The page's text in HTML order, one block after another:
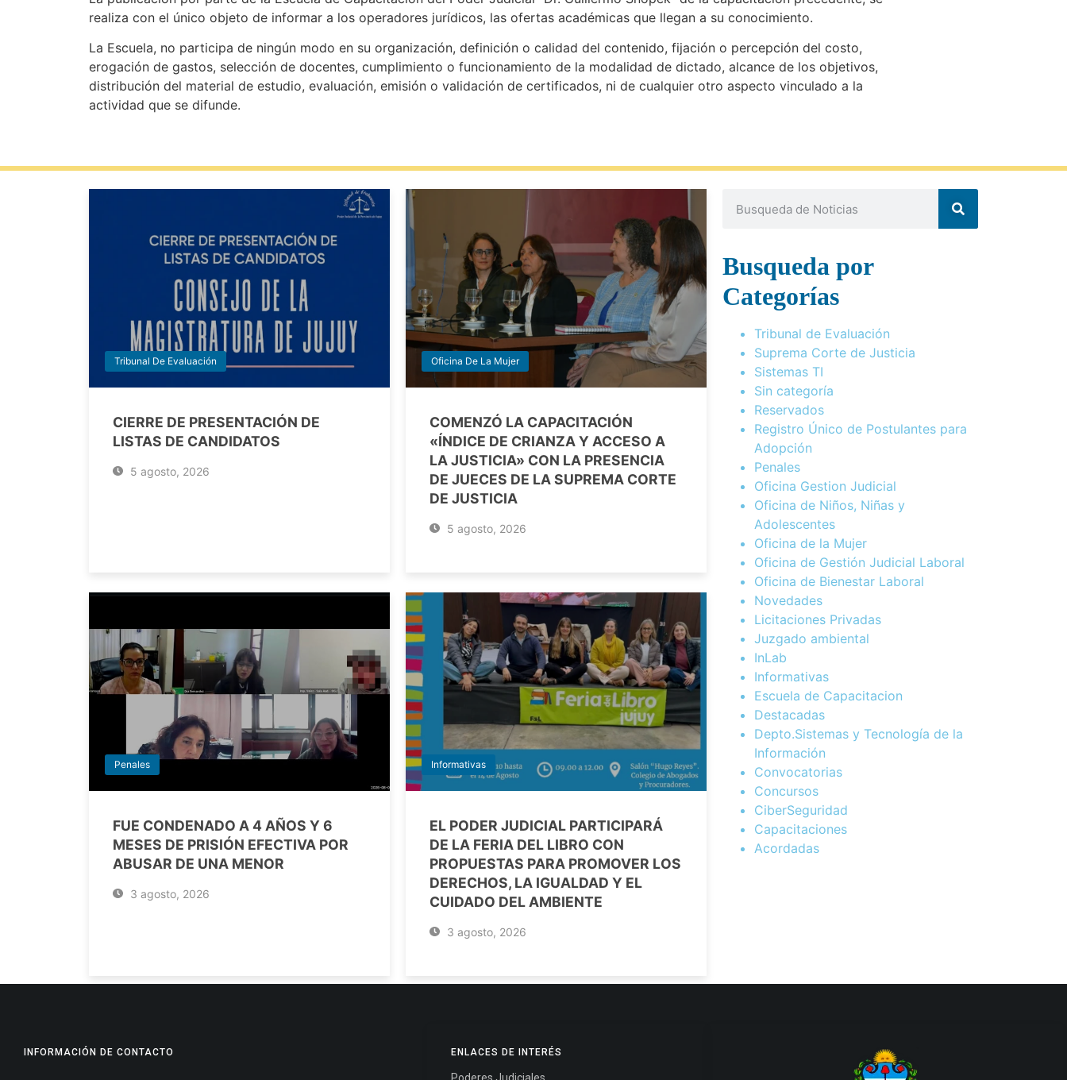
realiza con el único objeto de informar a los operadores jurídicos, las ofertas académicas que llegan a su conocimiento.
La Escuela, no participa de ningún modo en su organización, definición o calidad del contenido, fijación o percepción del costo,
erogación de gastos, selección de docentes, cumplimiento o funcionamiento de la modalidad de dictado, alcance de los objetivos,
distribución del material de estudio, evaluación, emisión o validación de certificados, ni de cualquier otro aspecto vinculado a la
actividad que se difunde.
Tribunal De Evaluación
CIERRE DE PRESENTACIÓN DE
LISTAS DE CANDIDATOS
5 agosto, 2026
Oficina De La Mujer
COMENZÓ LA CAPACITACIÓN
«ÍNDICE DE CRIANZA Y ACCESO A
LA JUSTICIA» CON LA PRESENCIA
DE JUECES DE LA SUPREMA CORTE
DE JUSTICIA
5 agosto, 2026
Penales
FUE CONDENADO A 4 AÑOS Y 6
MESES DE PRISIÓN EFECTIVA POR
ABUSAR DE UNA MENOR
3 agosto, 2026
Informativas
EL PODER JUDICIAL PARTICIPARÁ
DE LA FERIA DEL LIBRO CON
PROPUESTAS PARA PROMOVER LOS
DERECHOS, LA IGUALDAD Y EL
CUIDADO DEL AMBIENTE
3 agosto, 2026
Busqueda por
Categorías
Tribunal de Evaluación
Suprema Corte de Justicia
Sistemas TI
Sin categoría
Reservados
Registro Único de Postulantes para
Adopción
Penales
Oficina Gestion Judicial
Oficina de Niños, Niñas y
Adolescentes
Oficina de la Mujer
Oficina de Gestión Judicial Laboral
Oficina de Bienestar Laboral
Novedades
Licitaciones Privadas
Juzgado ambiental
InLab
Informativas
Escuela de Capacitacion
Destacadas
Depto.Sistemas y Tecnología de la
Información
Convocatorias
Concursos
CiberSeguridad
Capacitaciones
Acordadas
INFORMACIÓN DE CONTACTO ENLACES DE INTERÉS